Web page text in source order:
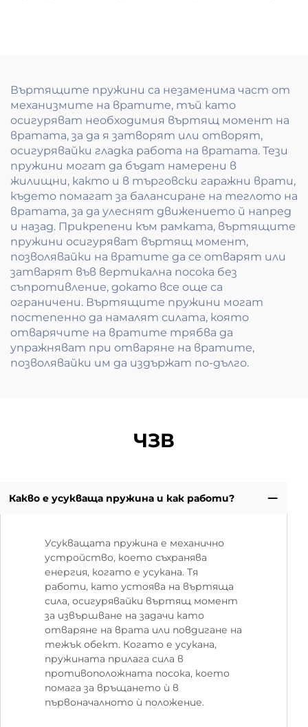
Въртящите пружини са незаменима част от
механизмите на вратите, тъй като
осигуряват необходимия въртящ момент на
вратата, за да я затворят или отворят,
осигурявайки гладка работа на вратата. Тези
пружини могат да бъдат намерени в
жилищни, както и в търговски гаражни врати,
където помагат за балансиране на теглото на
вратата, за да улеснят движението й напред
и назад. Прикрепени към рамката, въртящите
пружини осигуряват въртящ момент,
позволявайки на вратите да се отварят или
затварят във вертикална посока без
съпротивление, докато все още са
ограничени. Въртящите пружини могат
постепенно да намалят силата, която
отварячите на вратите трябва да
упражняват при отваряне на вратите,
позволявайки им да издържат по-дълго.
ЧЗВ
Какво е усукваща пружина и как работи?
Усукващата пружина е механично
устройство, което съхранява
енергия, когато е усукана. Тя
работи, като устоява на въртяща
сила, осигурявайки въртящ момент
за извършване на задачи като
отваряне на врата или повдигане на
тежък обект. Когато е усукана,
пружината прилага сила в
противоположната посока, което
помага за връщането ѝ в
първоначалното ѝ положение.